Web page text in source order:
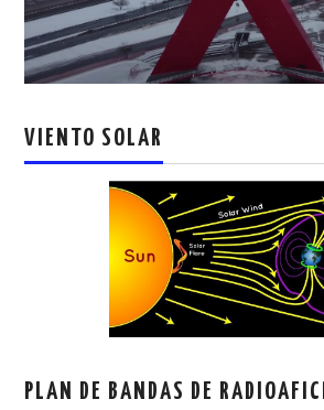
VIENTO SOLAR
PLAN DE BANDAS DE